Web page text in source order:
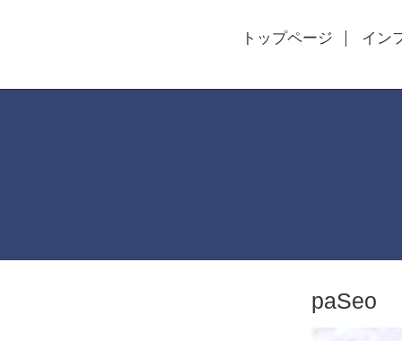
トップページ イン
paSeo